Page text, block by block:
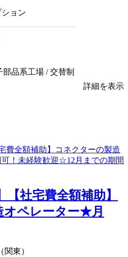
ョン
品系工場 / 交替制
詳細を表示
【社宅費全額補助】
オペレーター★月
東）